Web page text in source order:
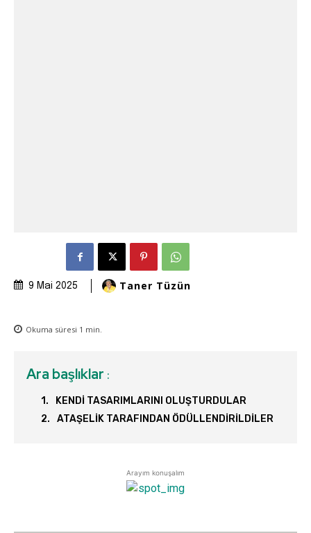
9 Mai 2025 Taner Tüzün
Okuma süresi 1 min.
Ara başlıklar :
KENDİ TASARIMLARINI OLUŞTURDULAR
ATAŞELİK TARAFINDAN ÖDÜLLENDİRİLDİLER
Arayım konuşalım